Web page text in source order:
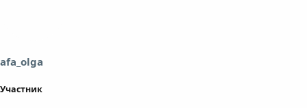
afa_olga
Участник